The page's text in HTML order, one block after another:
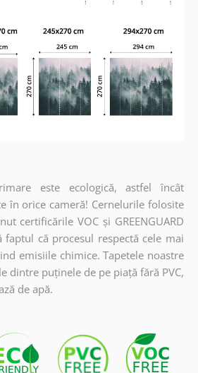
este ecologică, astfel încât
în orice cameră! Cernelurile folosite
certificările VOC și GREENGUARD
faptul că procesul respectă cele mai
emisiile chimice. Tapetele noastre
dintre puținele de pe piață fără PVC,
de apă.